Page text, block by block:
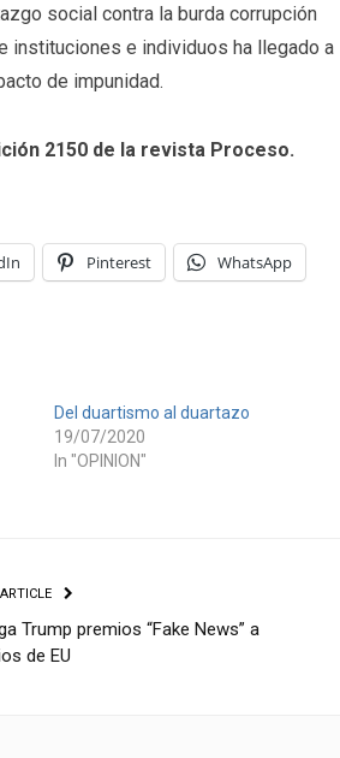
social contra la burda corrupción
instituciones e individuos ha llegado a
de impunidad.
2150 de la revista Proceso.
Pinterest WhatsApp
Del duartismo al duartazo
19/07/2020
In "OPINION"
Trump premios “Fake News” a
de EU